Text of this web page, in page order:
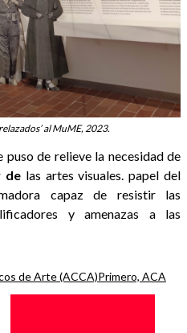
al MuME, 2023.
de relieve la necesidad de
de las artes visuales. papel del
capaz de resistir las
y amenazas a las
de Arte (ACCA)Primero, ACA